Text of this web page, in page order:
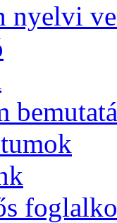
nyelvi